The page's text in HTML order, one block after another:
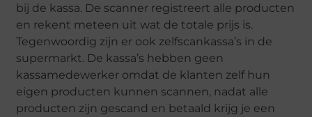
bij de kassa. De scanner registreert alle producten
en rekent meteen uit wat de totale prijs is.
Tegenwoordig zijn er ook zelfscankassa’s in de
supermarkt. De kassa’s hebben geen
kassamedewerker omdat de klanten zelf hun
eigen producten kunnen scannen, nadat alle
producten zijn gescand en betaald krijg je een